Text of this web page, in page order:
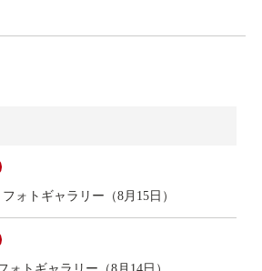
ォトギャラリー（8月15日）